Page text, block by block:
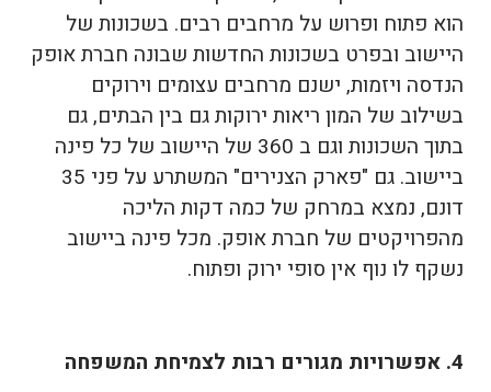
הוא פתוח ופרוש על מרחבים רבים. בשכונות של
היישוב ובפרט בשכונות החדשות שבונה חברת אופק
הנדסה ויזמות, ישנם מרחבים עצומים וירוקים
בשילוב של המון ריאות ירוקות גם בין הבתים, גם
בתוך השכונות וגם ב 360 של היישוב של כל פינה
ביישוב. גם "פארק הצנירים" המשתרע על פני 35
דונם, נמצא במרחק של כמה דקות הליכה
מהפרויקטים של חברת אופק. מכל פינה ביישוב
נשקף לו נוף אין סופי ירוק ופתוח.
4. אפשרויות מגורים רבות לצמיחת המשפחה